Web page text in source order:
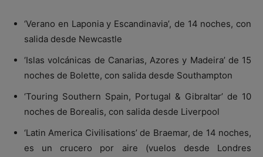
‘Verano en Laponia y Escandinavia’, de 14 noches, con
salida desde Newcastle
‘Islas volcánicas de Canarias, Azores y Madeira’ de 15
noches de Bolette, con salida desde Southampton
‘Touring Southern Spain, Portugal & Gibraltar’ de 10
noches de Borealis, con salida desde Liverpool
‘Latin America Civilisations’ de Braemar, de 14 noches,
es un crucero por aire (vuelos desde Londres